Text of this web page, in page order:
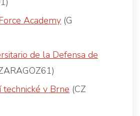
Academy (G
de la Defensa de
technické v Brne (CZ